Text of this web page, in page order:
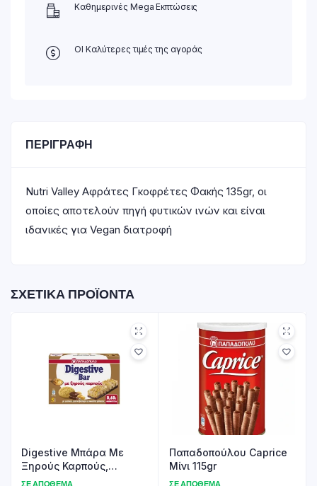
Καθημερινές Mega Εκπτώσεις
ΟΙ Καλύτερες τιμές της αγοράς
ΠΕΡΙΓΡΑΦΉ
Nutri Valley Αφράτες Γκοφρέτες Φακής 135gr, οι
οποίες αποτελούν πηγή φυτικών ινών και είναι
ιδανικές για Vegan διατροφή
ΣΧΕΤΙΚΆ ΠΡΟΪΌΝΤΑ
Digestive Μπάρα Με
Ξηρούς Καρπούς,
Φιστικοβούτυρο &
Παπαδοπούλου Caprice
Μίνι 115gr